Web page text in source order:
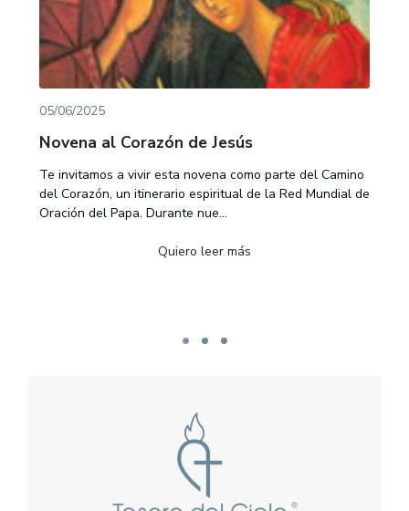
05/06/2025
Novena al Corazón de Jesús
Te invitamos a vivir esta novena como parte del Camino
del Corazón, un itinerario espiritual de la Red Mundial de
Oración del Papa. Durante nue...
Quiero leer más